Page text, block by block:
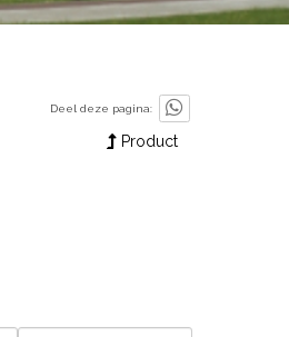
Deel deze pagina:
Product